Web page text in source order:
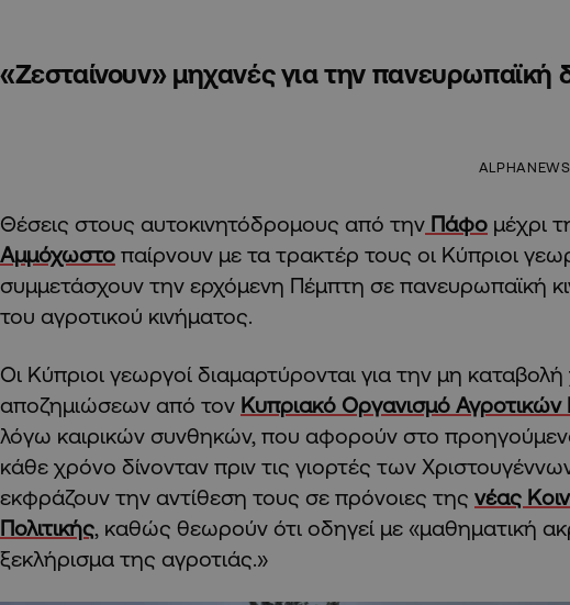
«Ζεσταίνουν» μηχανές για την πανευρωπαϊκή
Θέσεις στους αυτοκινητόδρομους από την Πάφο μέχρι
Αμμόχωστο παίρνουν με τα τρακτέρ τους οι Κύπριοι
συμμετάσχουν την ερχόμενη Πέμπτη σε πανευρωπαϊκή
του αγροτικού κινήματος.
Οι Κύπριοι γεωργοί διαμαρτύρονται για την μη
αποζημιώσεων από τον Κυπριακό Οργανισμό
λόγω καιρικών συνθηκών, που αφορούν στο
κάθε χρόνο δίνονταν πριν τις γιορτές των
εκφράζουν την αντίθεση τους σε πρόνοιες της νέας
Πολιτικής, καθώς θεωρούν ότι οδηγεί με «μαθηματική
ξεκλήρισμα της αγροτιάς.»